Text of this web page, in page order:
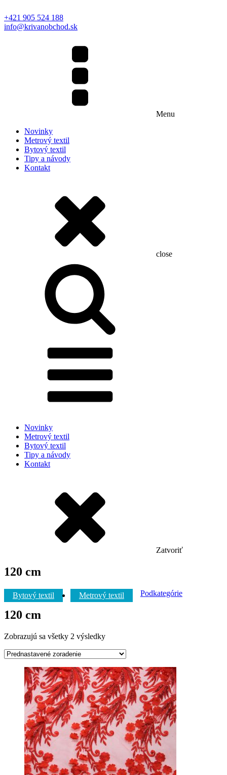
+421 905 524 188
info@krivanobchod.sk
Menu
Novinky
Metrový textil
Bytový textil
Tipy a návody
Kontakt
close
Novinky
Metrový textil
Bytový textil
Tipy a návody
Kontakt
Zatvoriť
120 cm
Bytový textil Metrový textil Podkategórie
120 cm
Zobrazujú sa všetky 2 výsledky